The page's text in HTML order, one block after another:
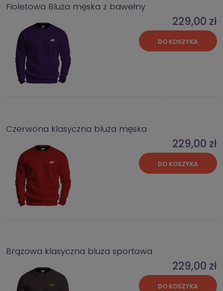
Fioletowa Bluza męska z bawełny
229,00 zł
DO KOSZYKA
Czerwona klasyczna bluza męska
229,00 zł
DO KOSZYKA
Brązowa klasyczna bluza sportowa
229,00 zł
DO KOSZYKA